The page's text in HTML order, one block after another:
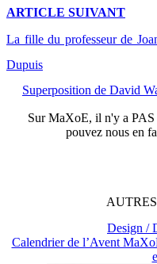
ARTICLE SUIVANT
La fille du professeur de
Dupuis
Superposition de David
SurMaXoE, il n'y a
pouvez nous en
AUTRES
Design /
Calendrier de l’Avent